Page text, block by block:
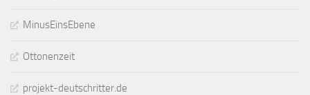
MinusEinsEbene
Ottonenzeit
projekt-deutschritter.de